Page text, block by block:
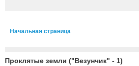
Начальная страница
Проклятые земли ("Везунчик" - 1)